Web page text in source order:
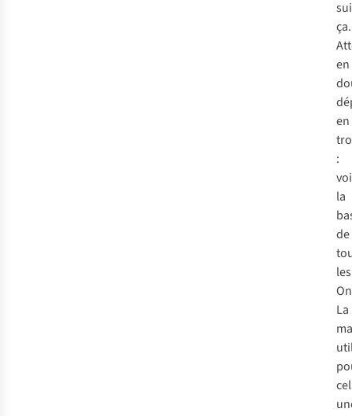
ça.
en
en
:
la
de
La